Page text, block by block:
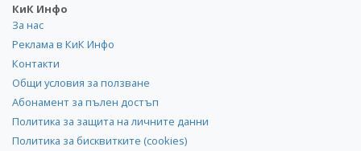
КиК Инфо
За нас
Реклама в КиК Инфо
Контакти
Общи условия за ползване
Абонамент за пълен достъп
Политика за защита на личните данни
Политика за бисквитките (cookies)